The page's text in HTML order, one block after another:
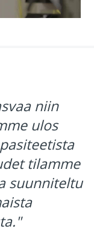
niin
ulos
tilamme
suunniteltu